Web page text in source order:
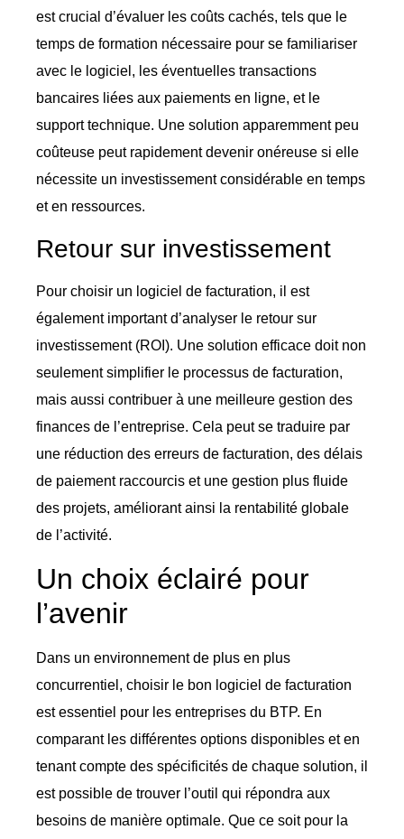
est crucial d’évaluer les coûts cachés, tels que le
temps de formation nécessaire pour se familiariser
avec le logiciel, les éventuelles transactions
bancaires liées aux paiements en ligne, et le
support technique. Une solution apparemment peu
coûteuse peut rapidement devenir onéreuse si elle
nécessite un investissement considérable en temps
et en ressources.
Retour sur investissement
Pour choisir un logiciel de facturation, il est
également important d’analyser le retour sur
investissement (ROI). Une solution efficace doit non
seulement simplifier le processus de facturation,
mais aussi contribuer à une meilleure gestion des
finances de l’entreprise. Cela peut se traduire par
une réduction des erreurs de facturation, des délais
de paiement raccourcis et une gestion plus fluide
des projets, améliorant ainsi la rentabilité globale
de l’activité.
Un choix éclairé pour
l’avenir
Dans un environnement de plus en plus
concurrentiel, choisir le bon logiciel de facturation
est essentiel pour les entreprises du BTP. En
comparant les différentes options disponibles et en
tenant compte des spécificités de chaque solution, il
est possible de trouver l’outil qui répondra aux
besoins de manière optimale. Que ce soit pour la